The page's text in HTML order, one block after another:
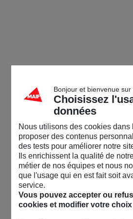
Bonjour et bienvenue sur
Choisissez
données
Nous utilisons des cookies dans
proposer des contenus
des tests pour améliorer notre
Ils enrichissent la qualité de
métier de nos équipes et nous
que l'usage qui en est fait soit
service.
Vous pouvez accepter ou
cookies et modifier votre